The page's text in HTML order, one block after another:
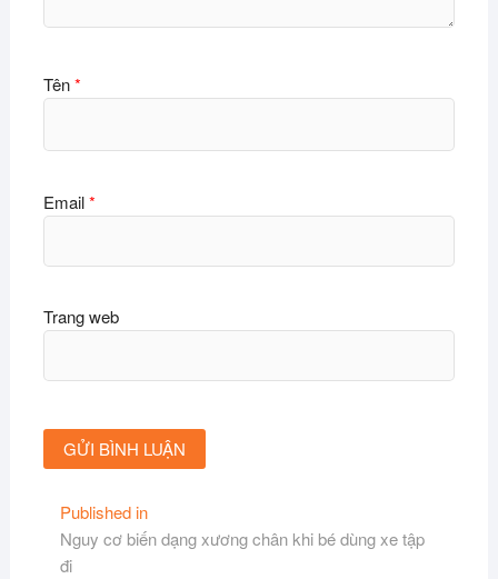
Tên*
Email*
Trang web
Điều
hướng
Published in
Nguy cơ biến dạng xương chân khi bé dùng xe tập
đi